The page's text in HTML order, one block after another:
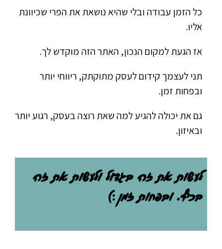
כל הזמן עבודה ובלי שהיא נושאת את הפרי שכיוונת
אליו.
אז הגעת למקום הנכון, האתר הזה מוקדש לך.
תני לעצמך קידום לעסק מתוקתק, ריווחי יותר
ובפחות זמן.
גם את יכולה להגיע למה שאת רוצה בעסק, רגוע יותר
ובאיזון.
לעשות את זה בגדול ולעשות את זה
בכיף. ובפחות זמן :)